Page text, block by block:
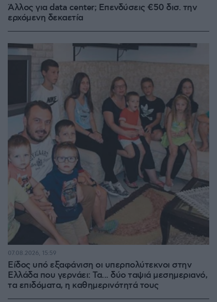
Άλλος για data center; Επενδύσεις €50 δισ. την
ερχόμενη δεκαετία
Είδος υπό εξαφάνιση οι υπερπολύτεκνοι στην
Ελλάδα που γερνάει: Τα... δύο ταψιά μεσημεριανό,
τα επιδόματα, η καθημερινότητά τους
07.08.2026, 15:59